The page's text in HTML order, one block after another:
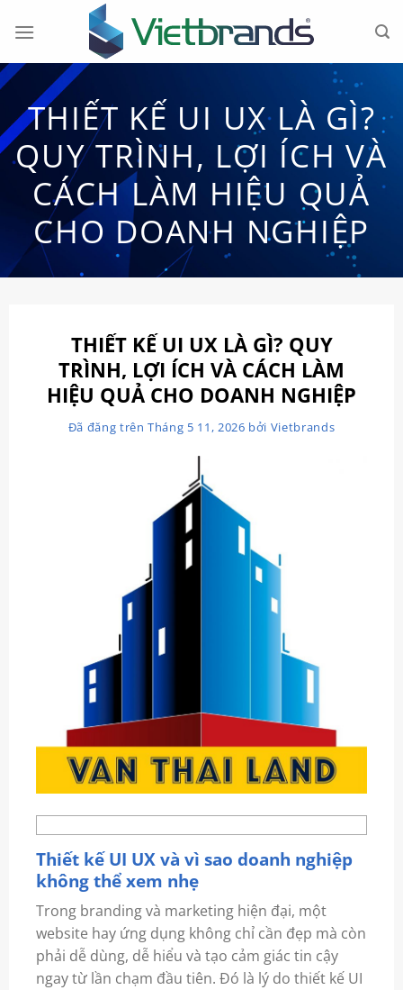
đến
dung
THIẾT KẾ UI UX LÀ GÌ?
QUY TRÌNH, LỢI ÍCH VÀ
CÁCH LÀM HIỆU QUẢ
CHO DOANH NGHIỆP
THIẾT KẾ UI UX LÀ GÌ? QUY
TRÌNH, LỢI ÍCH VÀ CÁCH LÀM
HIỆU QUẢ CHO DOANH NGHIỆP
Đã đăng trênTháng 5 11, 2026 bởi Vietbrands
Thiết kế UI UX và vì sao doanh nghiệp
không thể xem nhẹ
Trong branding và marketing hiện đại, một
website hay ứng dụng không chỉ cần đẹp mà còn
phải dễ dùng, dễ hiểu và tạo cảm giác tin cậy
ngay từ lần chạm đầu tiên. Đó là lý do thiết kế UI